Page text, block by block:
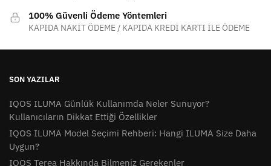
100% Güvenli Ödeme Yöntemleri
KAPIDA NAKİT ÖDEME / KAPIDA KREDİ KARTI İLE ÖDEME
SON YAZILAR
IQOS ILUMA Günlük Kullanımda Neler Sunuyor?
Kullanıcıların Dikkat Ettiği Özellikler
IQOS ILUMA Model Seçimi Rehberi: Hangi ILUMA Size Daha
Uygun?
IQOS Terea Hakkında Bilmeniz Gerekenler